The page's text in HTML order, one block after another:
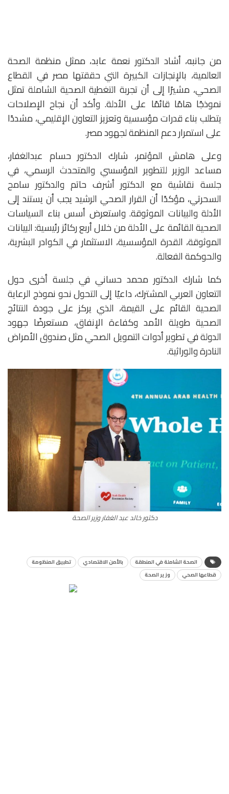
‎من جانبه، أشاد الدكتور نعمة عابد، ممثل منظمة الصحة
العالمية، بالإنجازات الكبيرة التي حققتها مصر في القطاع
الصحي، مشيرًا إلى أن تجربة التغطية الصحية الشاملة تمثل
نموذجًا هامًا قائمًا على الأدلة. وأكد أن نجاح الإصلاحات
يتطلب بناء قدرات مؤسسية وتعزيز التعاون الإقليمي، مشددًا
على استمرار دعم المنظمة لجهود مصر.
‎وعلى هامش المؤتمر، شارك الدكتور حسام عبدالغفار،
مساعد الوزير للتطوير المؤسسي والمتحدث الرسمي، في
جلسة نقاشية مع الدكتور أشرف حاتم والدكتور سامح
السحرتي، مؤكدًا أن القرار الصحي الرشيد يجب أن يستند إلى
الأدلة والبيانات الموثوقة. واستعرض أسس بناء السياسات
الصحية القائمة على الأدلة من خلال أربع ركائز رئيسية: البيانات
الموثوقة، القدرة المؤسسية، الاستثمار في الكوادر البشرية،
والحوكمة الفعالة.
‎كما شارك الدكتور محمد حساني في جلسة أخرى حول
التعاون العربي المشترك، داعيًا إلى التحول نحو نموذج الرعاية
الصحية القائم على القيمة، الذي يركز على جودة النتائج
الصحية طويلة الأمد وكفاءة الإنفاق، مستعرضًا جهود
الدولة في تطوير أدوات التمويل الصحي مثل صندوق الأمراض
النادرة والوراثية.
دكتور خالد عبد الغفار وزير الصحة
الصحة الشاملة في المنطقة بالأمن الاقتصادي
تطبيق المنظومة
قطاعها الصحي
وزير الصحة